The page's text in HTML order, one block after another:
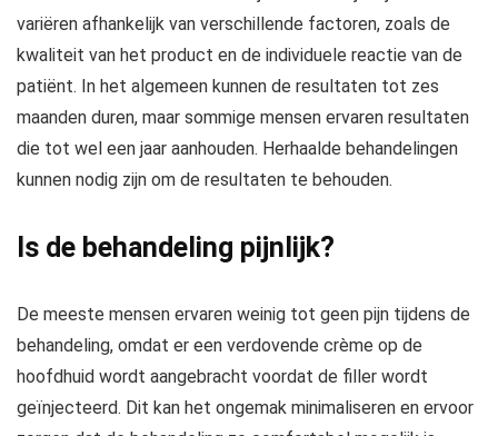
variëren afhankelijk van verschillende factoren, zoals de
kwaliteit van het product en de individuele reactie van de
patiënt. In het algemeen kunnen de resultaten tot zes
maanden duren, maar sommige mensen ervaren resultaten
die tot wel een jaar aanhouden. Herhaalde behandelingen
kunnen nodig zijn om de resultaten te behouden.
Is de behandeling pijnlijk?
De meeste mensen ervaren weinig tot geen pijn tijdens de
behandeling, omdat er een verdovende crème op de
hoofdhuid wordt aangebracht voordat de filler wordt
geïnjecteerd. Dit kan het ongemak minimaliseren en ervoor